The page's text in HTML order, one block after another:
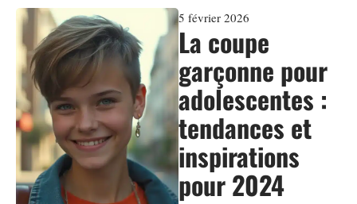
5 février 2026
La coupe
garçonne pour
adolescentes :
tendances et
inspirations
pour 2024